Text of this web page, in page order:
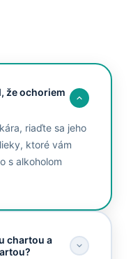
že ochoriem
riaďte sa jeho
ktoré vám
s alkoholom
chartou a